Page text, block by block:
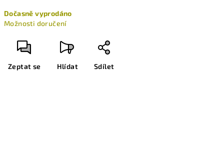
cena:
Dočasně vyprodáno
Možnosti doručení
Zeptat se Hlídat Sdílet